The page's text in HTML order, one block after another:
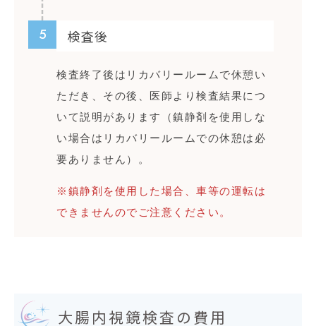
5 検査後
検査終了後はリカバリールームで休憩い
ただき、その後、医師より検査結果につ
いて説明があります（鎮静剤を使用しな
い場合はリカバリールームでの休憩は必
要ありません）。
※鎮静剤を使用した場合、車等の運転は
できませんのでご注意ください。
大腸内視鏡検査の費用